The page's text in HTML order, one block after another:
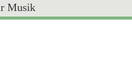
Musik